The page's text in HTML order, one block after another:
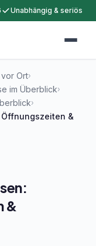
Unabhängig & seriös
Ort›
im Überblick›
›
&
&